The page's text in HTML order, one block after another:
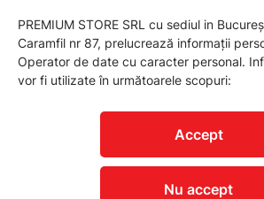
PREMIUM STORE SRL cu sediul in
Caramfil nr 87, prelucrează informații
Operator de date cu caracter personal.
vor fi utilizate în următoarele scopuri:
Accept
Nu accept